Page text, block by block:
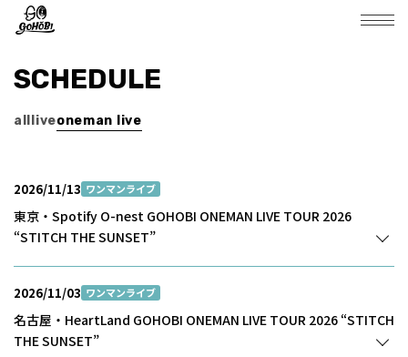
SCHEDULE
all liveoneman live
2026/11/13 ワンマンライブ
東京・Spotify O-nest GOHOBI ONEMAN LIVE TOUR 2026
“STITCH THE SUNSET”
2026/11/03 ワンマンライブ
名古屋・HeartLand GOHOBI ONEMAN LIVE TOUR 2026 “STITCH
THE SUNSET”